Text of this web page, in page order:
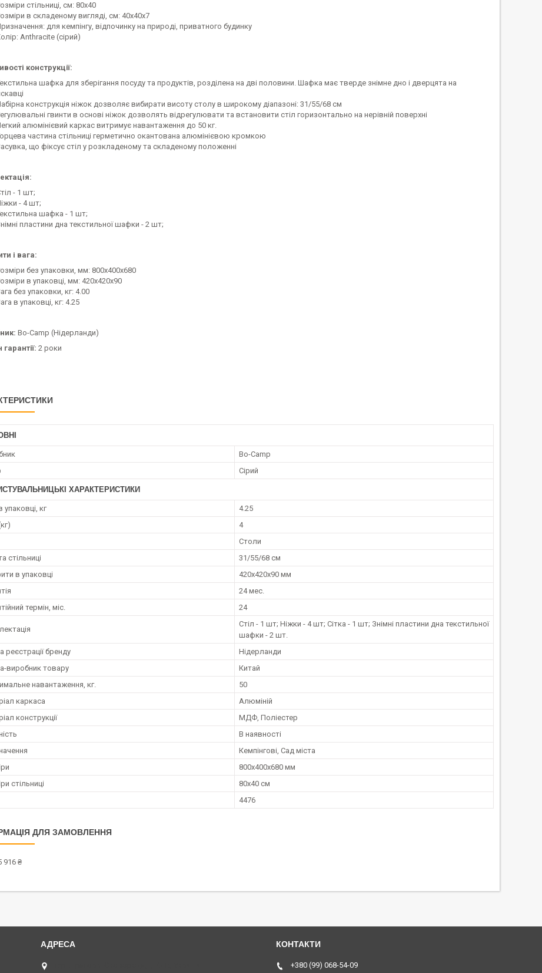
стільниці, см: 80х40
в складеному вигляді, см: 40х40х7
для кемпінгу, відпочинку на природі, приватного будинку
Anthracite (сірий)
конструкції:
шафка для зберігання посуду та продуктів, розділена на дві половини. Шафка має тверде знімне дно і дверцята на
конструкція ніжок дозволяє вибирати висоту столу в широкому діапазоні: 31/55/68 см
гвинти в основі ніжок дозволять відрегулювати та встановити стіл горизонтально на нерівній поверхні
алюмінієвий каркас витримує навантаження до 50 кг.
частина стільниці герметично окантована алюмінієвою кромкою
що фіксує стіл у розкладеному та складеному положенні
- 1 шт;
- 4 шт;
шафка - 1 шт;
пластини дна текстильної шафки - 2 шт;
і вага:
без упаковки, мм: 800х400х680
в упаковці, мм: 420х420х90
без упаковки, кг: 4.00
в упаковці, кг: 4.25
Bo-Camp (Нідерланди)
гарантії: 2 роки
Bo-Camp
Сірий
ХАРАКТЕРИСТИКИ
упаковці, кг
4.25
4
Столи
стільниці
31/55/68 см
в упаковці
420х420х90 мм
24 мес.
термін, міс.
24
Стіл - 1 шт; Ніжки - 4 шт; Сітка - 1 шт; Знімні пластини дна текстильної
шафки - 2 шт.
реєстрації бренду
Нідерланди
виробник товару
Китай
навантаження, кг.
50
каркаса
Алюміній
конструкції
МДФ, Поліестер
В наявності
Кемпінгові, Сад міста
800х400х680 мм
стільниці
80х40 см
4476
ДЛЯ ЗАМОВЛЕННЯ
916 ₴
+380 (99) 068-54-09